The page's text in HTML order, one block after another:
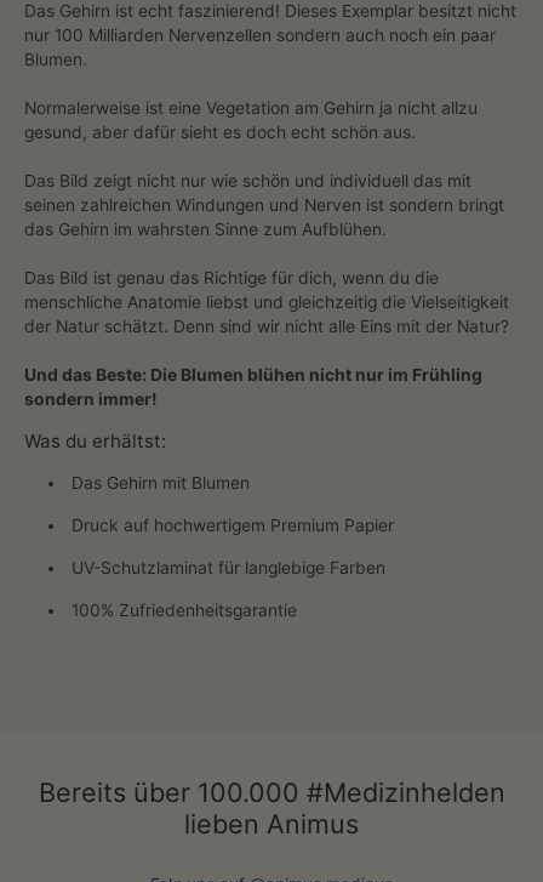
Das Gehirn ist echt faszinierend! Dieses Exemplar besitzt nicht
nur 100 Milliarden Nervenzellen sondern auch noch ein paar
Blumen.
Normalerweise ist eine Vegetation am Gehirn ja nicht allzu
gesund, aber dafür sieht es doch echt schön aus.
Das Bild zeigt nicht nur wie schön und individuell das mit
seinen zahlreichen Windungen und Nerven ist sondern bringt
das Gehirn im wahrsten Sinne zum Aufblühen.
Das Bild ist genau das Richtige für dich, wenn du die
menschliche Anatomie liebst und gleichzeitig die Vielseitigkeit
der Natur schätzt. Denn sind wir nicht alle Eins mit der Natur?
Und das Beste: Die Blumen blühen nicht nur im Frühling
sondern immer!
Was du erhältst:
Das Gehirn mit Blumen
Druck auf hochwertigem Premium Papier
UV-Schutzlaminat für langlebige Farben
100% Zufriedenheitsgarantie
Bereits über 100.000 #Medizinhelden
lieben Animus